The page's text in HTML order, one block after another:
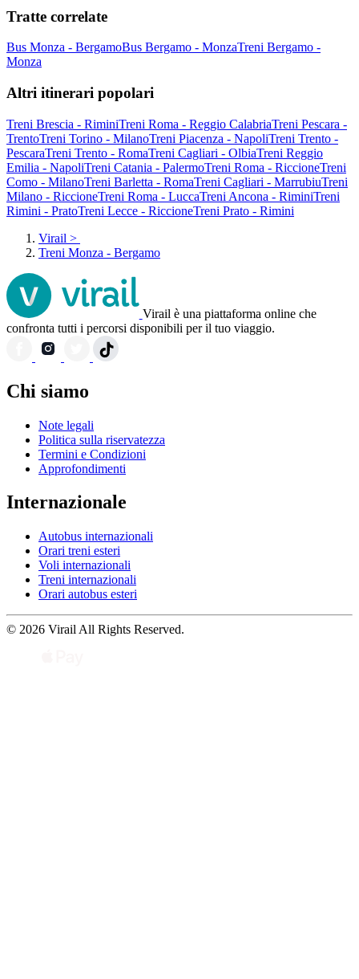
Tratte correlate
Bus Monza - BergamoBus Bergamo - MonzaTreni Bergamo -
Monza
Altri itinerari popolari
Treni Brescia - RiminiTreni Roma - Reggio CalabriaTreni Pescara -
TrentoTreni Torino - MilanoTreni Piacenza - NapoliTreni Trento -
PescaraTreni Trento - RomaTreni Cagliari - OlbiaTreni Reggio
Emilia - NapoliTreni Catania - PalermoTreni Roma - RiccioneTreni
Como - MilanoTreni Barletta - RomaTreni Cagliari - MarrubiuTreni
Milano - RiccioneTreni Roma - LuccaTreni Ancona - RiminiTreni
Rimini - PratoTreni Lecce - RiccioneTreni Prato - Rimini
Virail >
Treni Monza - Bergamo
Virail è una piattaforma online che
confronta tutti i percorsi disponibili per il tuo viaggio.
Chi siamo
Note legali
Politica sulla riservatezza
Termini e Condizioni
Approfondimenti
Internazionale
Autobus internazionali
Orari treni esteri
Voli internazionali
Treni internazionali
Orari autobus esteri
© 2026 Virail All Rights Reserved.